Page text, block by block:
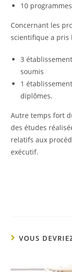
10
Concernant les
scientifique a pris
3
soumis
1
diplômes.
Autre temps fort
des études
relatifs aux
exécutif.
VOUS